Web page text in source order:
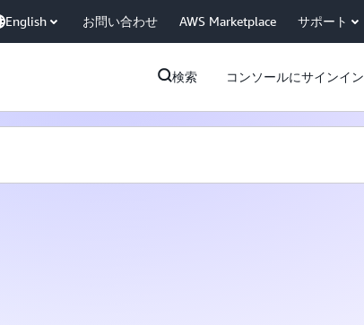
English お問い合わせ AWS Marketplace サポート
検索 コンソールにサインイン